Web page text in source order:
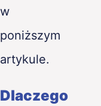
w
poniższym
artykule.
Dlaczego